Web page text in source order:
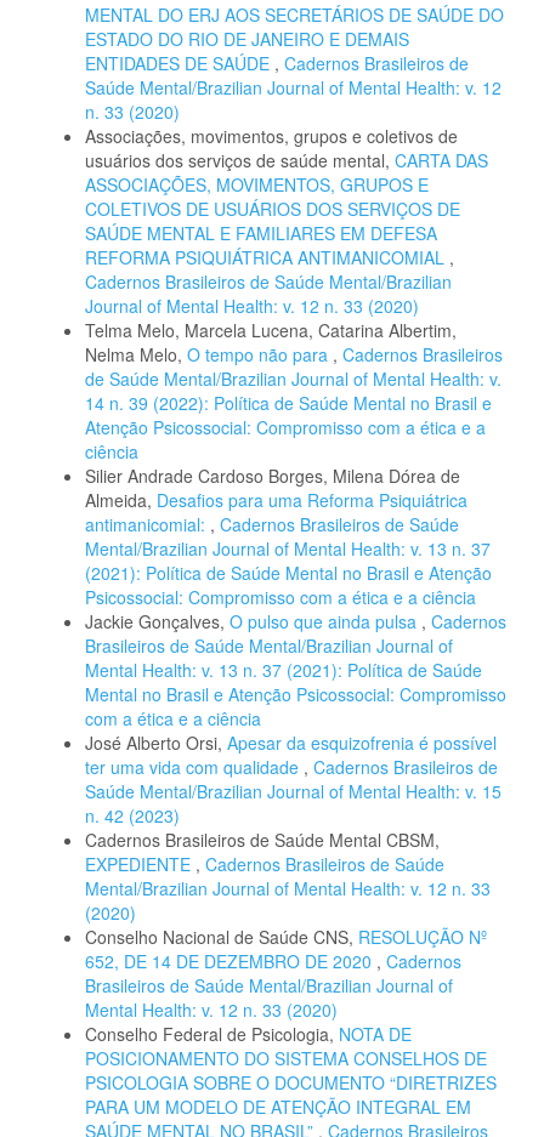
MENTAL DO ERJ AOS SECRETÁRIOS DE SAÚDE DO
ESTADO DO RIO DE JANEIRO E DEMAIS
ENTIDADES DE SAÚDE , Cadernos Brasileiros de
Saúde Mental/Brazilian Journal of Mental Health: v. 12
n. 33 (2020)
Associações, movimentos, grupos e coletivos de
usuários dos serviços de saúde mental, CARTA DAS
ASSOCIAÇÕES, MOVIMENTOS, GRUPOS E
COLETIVOS DE USUÁRIOS DOS SERVIÇOS DE
SAÚDE MENTAL E FAMILIARES EM DEFESA
REFORMA PSIQUIÁTRICA ANTIMANICOMIAL ,
Cadernos Brasileiros de Saúde Mental/Brazilian
Journal of Mental Health: v. 12 n. 33 (2020)
Telma Melo, Marcela Lucena, Catarina Albertim,
Nelma Melo, O tempo não para , Cadernos Brasileiros
de Saúde Mental/Brazilian Journal of Mental Health: v.
14 n. 39 (2022): Política de Saúde Mental no Brasil e
Atenção Psicossocial: Compromisso com a ética e a
ciência
Silier Andrade Cardoso Borges, Milena Dórea de
Almeida, Desafios para uma Reforma Psiquiátrica
antimanicomial: , Cadernos Brasileiros de Saúde
Mental/Brazilian Journal of Mental Health: v. 13 n. 37
(2021): Política de Saúde Mental no Brasil e Atenção
Psicossocial: Compromisso com a ética e a ciência
Jackie Gonçalves, O pulso que ainda pulsa , Cadernos
Brasileiros de Saúde Mental/Brazilian Journal of
Mental Health: v. 13 n. 37 (2021): Política de Saúde
Mental no Brasil e Atenção Psicossocial: Compromisso
com a ética e a ciência
José Alberto Orsi, Apesar da esquizofrenia é possível
ter uma vida com qualidade , Cadernos Brasileiros de
Saúde Mental/Brazilian Journal of Mental Health: v. 15
n. 42 (2023)
Cadernos Brasileiros de Saúde Mental CBSM,
EXPEDIENTE , Cadernos Brasileiros de Saúde
Mental/Brazilian Journal of Mental Health: v. 12 n. 33
(2020)
Conselho Nacional de Saúde CNS, RESOLUÇÃO Nº
652, DE 14 DE DEZEMBRO DE 2020 , Cadernos
Brasileiros de Saúde Mental/Brazilian Journal of
Mental Health: v. 12 n. 33 (2020)
Conselho Federal de Psicologia, NOTA DE
POSICIONAMENTO DO SISTEMA CONSELHOS DE
PSICOLOGIA SOBRE O DOCUMENTO “DIRETRIZES
PARA UM MODELO DE ATENÇÃO INTEGRAL EM
SAÚDE MENTAL NO BRASIL” , Cadernos Brasileiros